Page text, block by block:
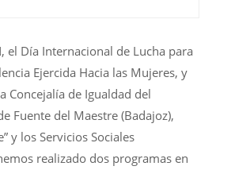
el Día Internacional de Lucha para
Ejercida Hacia las Mujeres, y
Concejalía de Igualdad del
Fuente del Maestre (Badajoz),
y los Servicios Sociales
realizado dos programas en